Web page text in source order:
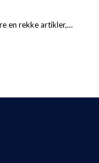
en rekke artikler,…